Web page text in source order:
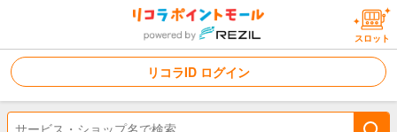
スロット
リコラID ログイン